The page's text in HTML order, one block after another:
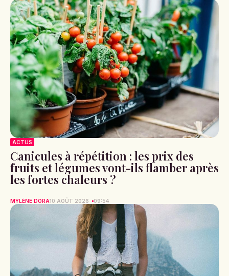
ACTUS
Canicules à répétition : les prix des
fruits et légumes vont-ils flamber après
les fortes chaleurs ?
MYLÈNE DORA10 AOÛT 2026 09:54